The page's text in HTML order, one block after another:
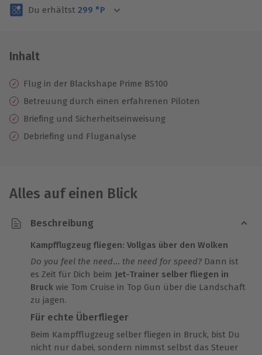
Volle Flexibilität
3 Jahre gültig & verlängerbar.
Du erhältst 299 °P
Inhalt
Flug in der Blackshape Prime BS100
Betreuung durch einen erfahrenen Piloten
Briefing und Sicherheitseinweisung
Debriefing und Fluganalyse
Alles auf einen Blick
Beschreibung
Kampfflugzeug fliegen: Vollgas über den Wolken
Do you feel the need… the need for speed? Dann ist
es Zeit für Dich beim Jet-Trainer selber fliegen in
Bruck wie Tom Cruise in Top Gun über die Landschaft
zu jagen.
Für echte Überflieger
Beim Kampfflugzeug selber fliegen in Bruck, bist Du
nicht nur dabei, sondern nimmst selbst das Steuer